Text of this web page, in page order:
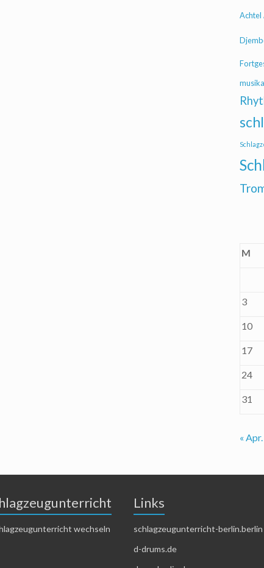
Achtel
M
3
10
17
24
31
« Apr.
wechseln
Links
schlagzeugunterricht-berlin.berlin
d-drums.de